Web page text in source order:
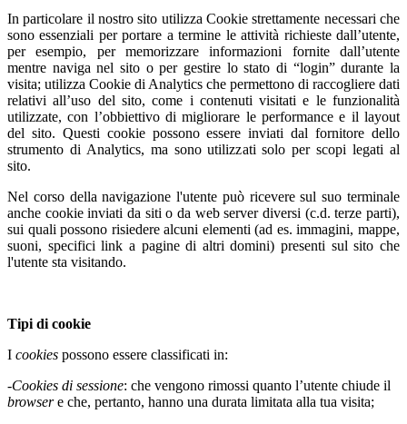
In particolare il nostro sito utilizza Cookie strettamente necessari che
sono essenziali per portare a termine le attività richieste dall’utente,
per esempio, per memorizzare informazioni fornite dall’utente
mentre naviga nel sito o per gestire lo stato di “login” durante la
visita; utilizza Cookie di Analytics che permettono di raccogliere dati
relativi all’uso del sito, come i contenuti visitati e le funzionalità
utilizzate, con l’obbiettivo di migliorare le performance e il layout
del sito. Questi cookie possono essere inviati dal fornitore dello
strumento di Analytics, ma sono utilizzati solo per scopi legati al
sito.
Nel corso della navigazione l'utente può ricevere sul suo terminale
anche cookie inviati da siti o da web server diversi (c.d. terze parti),
sui quali possono risiedere alcuni elementi (ad es. immagini, mappe,
suoni, specifici link a pagine di altri domini) presenti sul sito che
l'utente sta visitando.
Tipi di cookie
I cookies possono essere classificati in:
-Cookies di sessione: che vengono rimossi quanto l’utente chiude il
browsere che, pertanto, hanno una durata limitata alla tua visita;